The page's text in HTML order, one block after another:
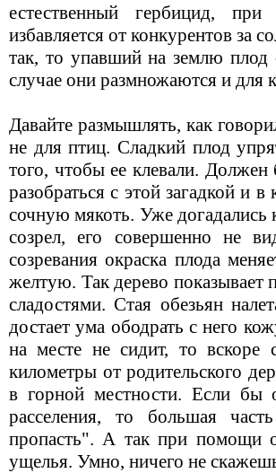
естественный гербицид,
избавляется от конкурентов за
так, то упавший на землю плод
случае они размножаются и для
Давайте размышлять, как
не для птиц. Сладкий плод
того, чтобы ее клевали.
разобраться с этой загадкой и
сочную мякоть. Уже догадались
созрел, его совершенно не
созревания окраска плода
желтую. Так дерево показывает
сладостями. Стая обезьян
достает ума ободрать с него
на месте не сидит, то вскоре
километры от родительского
в горной местности. Если бы
расселения, то большая
пропасть". А так при помощи
ущелья. Умно, ничего не